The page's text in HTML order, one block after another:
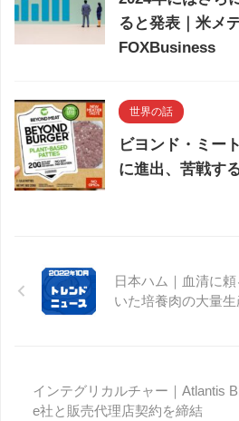
ると発表｜米メ
FOXBusiness
世界の話
ビヨンド・ミー
に進出、苦戦す
日本ハム｜血清に
いた培養肉の大量
インテグリカルチャー｜Atlantis
e社と販売代理店契約を締結